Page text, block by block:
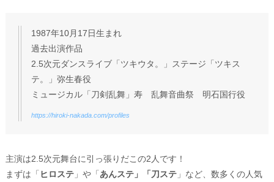
1987年10月17日生まれ
過去出演作品
2.5次元ダンスライブ「ツキウタ。」ステージ「ツキス
テ。」弥生春役
ミュージカル「刀剣乱舞」寿 乱舞音曲祭 明石国行役
https://hiroki-nakada.com/profiles
主演は2.5次元舞台に引っ張りだこの2人です！
まずは「 ヒロステ」や「 あんステ」「刀ステ」など、数多くの人気